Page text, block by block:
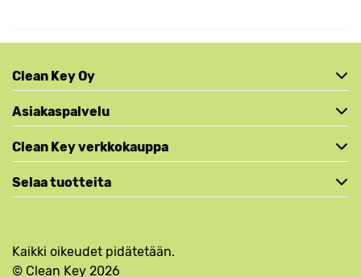
Clean Key Oy
Asiakaspalvelu
Clean Key verkkokauppa
Selaa tuotteita
Kaikki oikeudet pidätetään.
© Clean Key 2026